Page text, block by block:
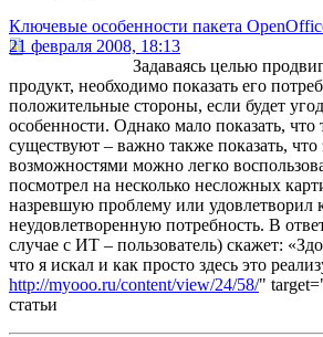
Ключевые особенности пакета
21 февраля 2008, 18:13
Задаваясь целью продвигать
продукт, необходимо показать его
положительные стороны, если будет
особенности. Однако мало показать, что
существуют – важно также показать, что
возможностями можно легко
посмотрел на несколько несложных
назревшую проблему или удовлетворил
неудовлетворенную потребность. В
случае с ИТ – пользователь) скажет:
что я искал и как просто здесь это
http://myooo.ru/content/view/24/58/"
статьи